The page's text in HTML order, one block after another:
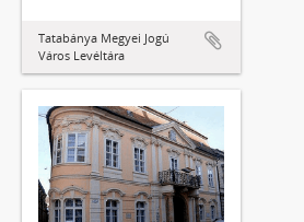
Tatabánya Megyei Jogú
Város Levéltára